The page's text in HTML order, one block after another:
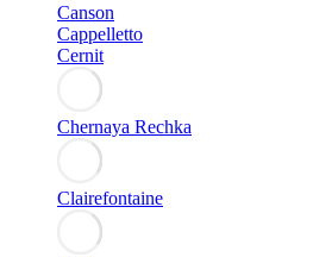
Canson
Cappelletto
Cernit
Chernaya Rechka
Clairefontaine